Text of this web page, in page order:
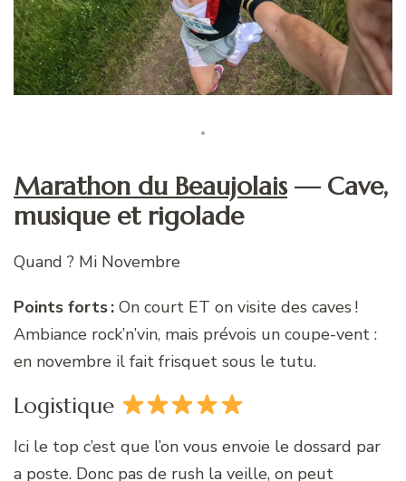
Marathon du Beaujolais — Cave,
musique et rigolade
Quand ? Mi Novembre
Points forts : On court ET on visite des caves !
Ambiance rock’n’vin, mais prévois un coupe-vent :
en novembre il fait frisquet sous le tutu.
Logistique
Ici le top c’est que l’on vous envoie le dossard par
a poste. Donc pas de rush la veille, on peut